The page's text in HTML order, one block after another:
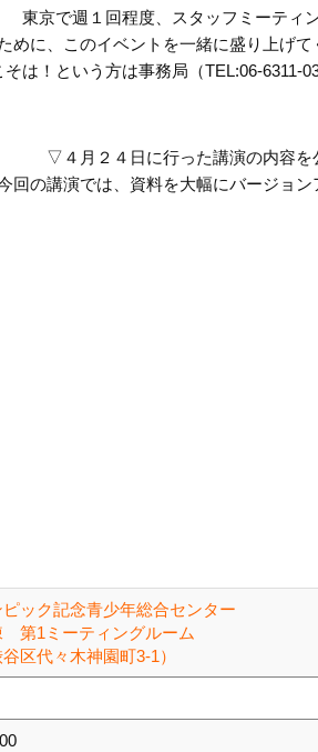
東京で週１回程度、スタッフミーティ
めに、このイベントを一緒に盛り上げて
そは！という方は事務局（TEL:06-6311-
▽４月２４日に行った講演の内容
今回の講演では、資料を大幅にバージョン
ック記念青少年総合センター
第1ミーティングルーム
谷区代々木神園町3-1）